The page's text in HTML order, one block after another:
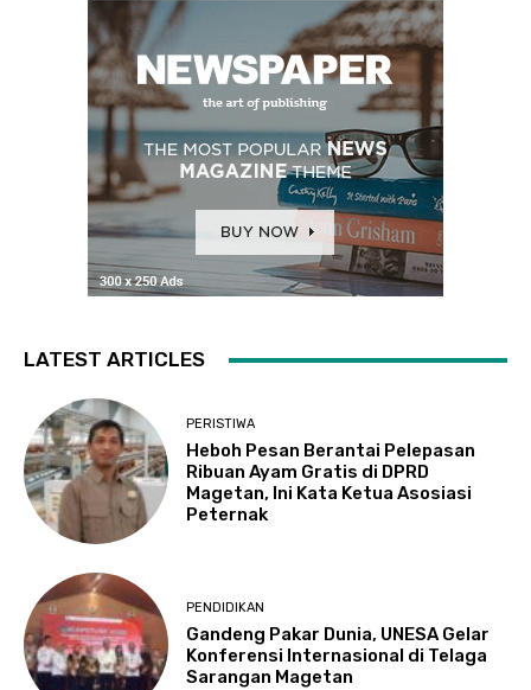
LATEST ARTICLES
PERISTIWA
Heboh Pesan Berantai Pelepasan
Ribuan Ayam Gratis di DPRD
Magetan, Ini Kata Ketua Asosiasi
Peternak
PENDIDIKAN
Gandeng Pakar Dunia, UNESA Gelar
Konferensi Internasional di Telaga
Sarangan Magetan